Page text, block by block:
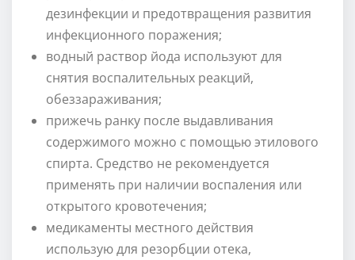
дезинфекции и предотвращения развития
инфекционного поражения;
водный раствор йода используют для
снятия воспалительных реакций,
обеззараживания;
прижечь ранку после выдавливания
содержимого можно с помощью этилового
спирта. Средство не рекомендуется
применять при наличии воспаления или
открытого кровотечения;
медикаменты местного действия
использую для резорбции отека,